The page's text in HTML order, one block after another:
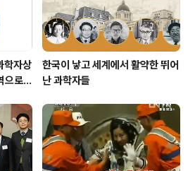
학자상
으로
한국이 낳고 세계에서 활약한 뛰어
난 과학자들